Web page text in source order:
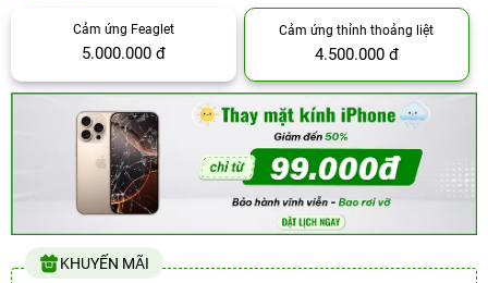
Cảm ứng Feaglet
5.000.000 đ
Cảm ứng thỉnh thoảng liệt
4.500.000 đ
KHUYẾN MÃI